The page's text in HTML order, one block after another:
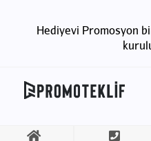
Hediyevi Promosyon